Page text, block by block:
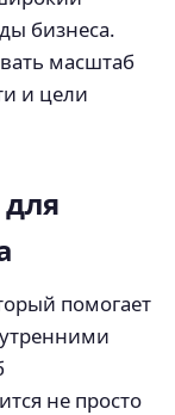
бизнеса.
масштаб
и цели
для
помогает
не просто